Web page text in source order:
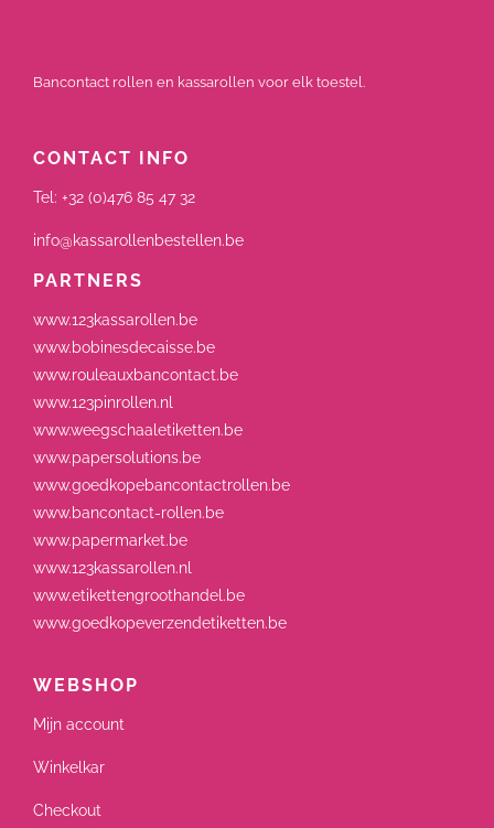
Bancontact rollen en kassarollen voor elk toestel.
CONTACT INFO
Tel: +32 (0)476 85 47 32
info@kassarollenbestellen.be
PARTNERS
www.123kassarollen.be
www.bobinesdecaisse.be
www.rouleauxbancontact.be
www.123pinrollen.nl
www.weegschaaletiketten.be
www.papersolutions.be
www.goedkopebancontactrollen.be
www.bancontact-rollen.be
www.papermarket.be
www.123kassarollen.nl
www.etikettengroothandel.be
www.goedkopeverzendetiketten.be
WEBSHOP
Mijn account
Winkelkar
Checkout